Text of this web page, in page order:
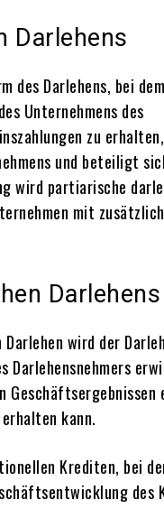
Darlehens
des Darlehens, bei
Unternehmens des
zu
und beteiligt
wird partiarische
mit
Darlehens
wird der
Darlehensnehmers
Geschäftsergebnissen
kann.
Krediten, bei
des